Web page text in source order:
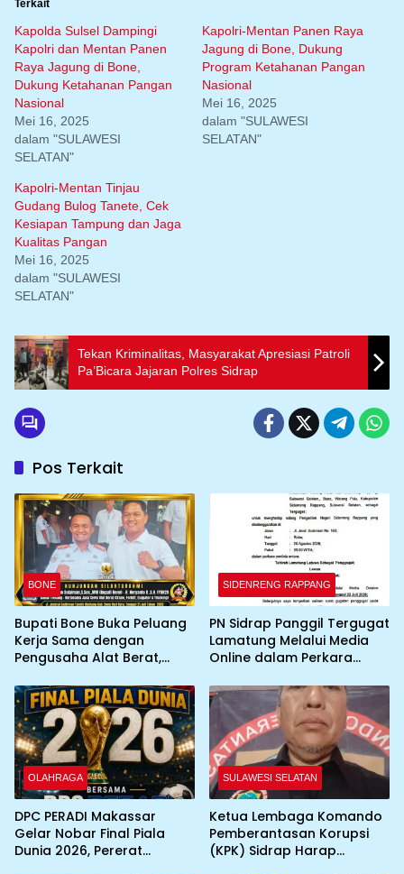
Terkait
Kapolda Sulsel Dampingi
Kapolri dan Mentan Panen
Raya Jagung di Bone,
Dukung Ketahanan Pangan
Nasional
Mei 16, 2025
dalam "SULAWESI
SELATAN"
Kapolri-Mentan Panen Raya
Jagung di Bone, Dukung
Program Ketahanan Pangan
Nasional
Mei 16, 2025
dalam "SULAWESI
SELATAN"
Kapolri-Mentan Tinjau
Gudang Bulog Tanete, Cek
Kesiapan Tampung dan Jaga
Kualitas Pangan
Mei 16, 2025
dalam "SULAWESI
SELATAN"
Tekan Kriminalitas, Masyarakat Apresiasi Patroli
Pa’Bicara Jajaran Polres Sidrap
Pos Terkait
BONE
Bupati Bone Buka Peluang
Kerja Sama dengan
Pengusaha Alat Berat,
Percepatan Pembangunan
Daerah
SIDENRENG RAPPANG
PN Sidrap Panggil Tergugat
Lamatung Melalui Media
Online dalam Perkara
OLAHRAGA
DPC PERADI Makassar
Gelar Nobar Final Piala
Dunia 2026, Pererat
SULAWESI SELATAN
Ketua Lembaga Komando
Pemberantasan Korupsi
(KPK) Sidrap Harap